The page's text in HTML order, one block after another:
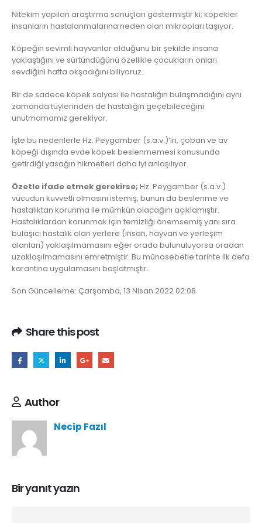
Nitekim yapılan araştırma sonuçları göstermiştir ki; köpekler
insanların hastalanmalarına neden olan mikropları taşıyor.
Köpeğin sevimli hayvanlar olduğunu bir şekilde insana
yaklaştığını ve sürtündüğünü özellikle çocukların onları
sevdiğini hatta okşadığını biliyoruz.
Bir de sadece köpek salyası ile hastalığın bulaşmadığını aynı
zamanda tüylerinden de hastalığın geçebileceğini
unutmamamız gerekiyor.
İşte bu nedenlerle Hz. Peygamber (s.a.v.)’in, çoban ve av
köpeği dışında evde köpek beslenmemesi konusunda
getirdiği yasağın hikmetleri daha iyi anlaşılıyor.
Özetle ifade etmek gerekirse; Hz. Peygamber (s.a.v.)
vücudun kuvvetli olmasını istemiş, bunun da beslenme ve
hastalıktan korunma ile mümkün olacağını açıklamıştır.
Hastalıklardan korunmak için temizliği önemsemiş yanı sıra
bulaşıcı hastalık olan yerlere (insan, hayvan ve yerleşim
alanları) yaklaşılmamasını eğer orada bulunuluyorsa oradan
uzaklaşılmamasını emretmiştir. Bu münasebetle tarihte ilk defa
karantina uygulamasını başlatmıştır.
Son Güncelleme: Çarşamba, 13 Nisan 2022 02:08
Share this post
Author
Necip Fazıl
Bir yanıt yazın